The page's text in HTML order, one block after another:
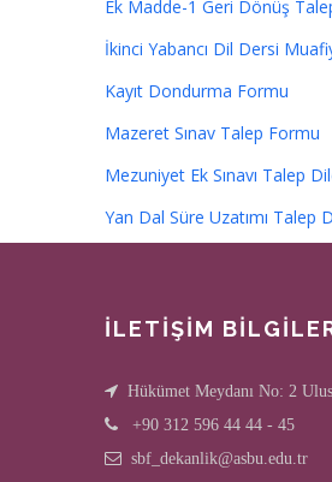
Ek Madde-1 Geri Dönüş
İkinci Yabancı Dil Dersi
Kayıt Dondurma Formu
Mazeret Sınav Talep Formu
Mezuniyet Ek Sınavı Talep
Yan Dal Süre Uzatımı Talep
İLETİŞİM
Hükümet Meydanı No: 2
+90 312 596 44 44 - 45
sbf_dekanlik@asbu.edu.tr